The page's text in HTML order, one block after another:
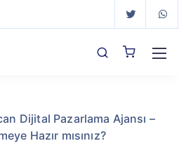
Dijital Pazarlama Ajansı –
Hazır mısınız?